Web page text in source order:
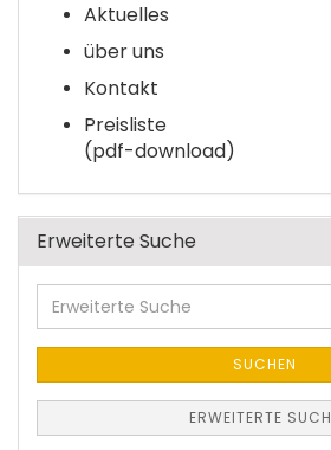
Aktuelles
über uns
Kontakt
Preisliste
(pdf-download)
Erweiterte Suche
Erweiterte
Suche
SUCHEN
ERWEITERTE